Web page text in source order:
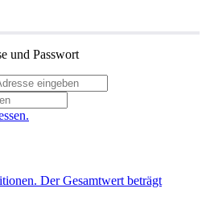
und Passwort
Der Gesamtwert beträgt